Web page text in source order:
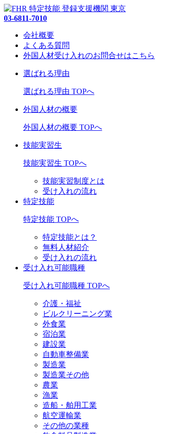
03-6811-7010
会社概要
よくある質問
外国人材受け入れのお問合せはこちら
選ばれる理由
選ばれる理由 TOPへ
外国人材の概要
外国人材の概要 TOPへ
技能実習生
技能実習生 TOPへ
技能実習制度とは
受け入れの流れ
特定技能
特定技能 TOPへ
特定技能とは？
無料人材紹介
受け入れの流れ
受け入れ可能職種
受け入れ可能職種 TOPへ
介護・福祉
ビルクリーニング業
外食業
宿泊業
建設業
自動車整備業
製造業
製造業その他
農業
漁業
造船・舶用工業
航空運輸業
その他の業種